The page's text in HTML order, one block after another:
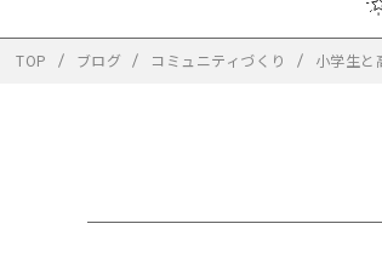
TOP ブログ コミュニティづくり 小学生